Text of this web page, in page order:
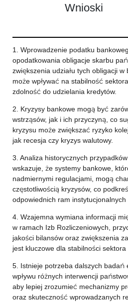
Wnioski
1. Wprowadzenie podatku
opodatkowania obligacje skarbu
zwiększenia udziału tych obligacji
może wpływać na stabilność
zdolność do udzielania kredytów.
2. Kryzysy bankowe mogą być
wstrząsów, jak i ich przyczyną, co
kryzysu może zwiększać ryzyko
jak recesja czy kryzys walutowy.
3. Analiza historycznych
wskazuje, że systemy bankowe,
nadmiernymi regulacjami, mogą
częstotliwością kryzysów, co
odpowiednich ram
4. Wzajemna wymiana informacji
w ramach Izb Rozliczeniowych,
jakości bilansów oraz zwiększenia
jest kluczowe dla stabilności
5. Istnieje potrzeba dalszych badań
wpływu różnych interwencji
aby lepiej zrozumieć mechanizmy
oraz skuteczność wprowadzanych